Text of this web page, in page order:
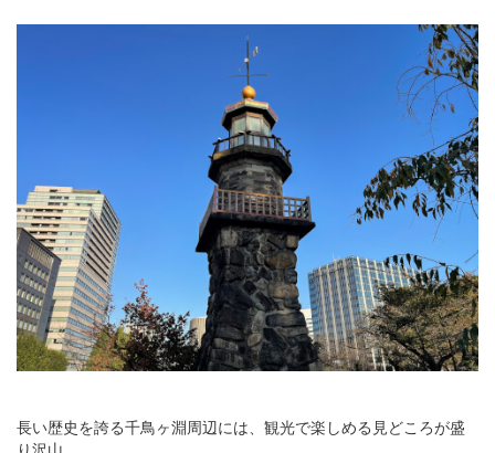
長い歴史を誇る千鳥ヶ淵周辺には、観光で楽しめる見どころが盛
り沢山。